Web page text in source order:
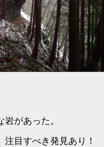
があった。
目すべき発見あり！